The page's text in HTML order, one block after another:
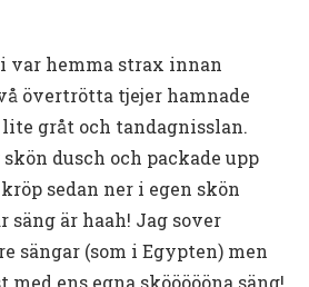
var hemma strax innan
övertrötta tjejer hamnade
gråt och tandagnisslan.
dusch och packade upp
sedan ner i egen skön
säng är haah! Jag sover
sängar (som i Egypten) men
ens egna sköööööna säng!